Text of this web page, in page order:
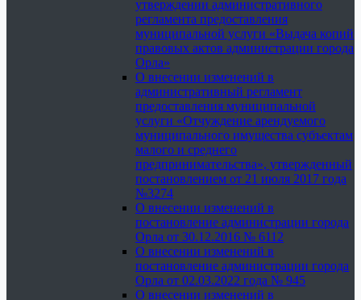
утверждении административного
регламента предоставления
муниципальной услуги «Выдача копий
правовых актов администрации города
Орла»
О внесении изменений в
административный регламент
предоставления муниципальной
услуги «Отчуждение арендуемого
муниципального имущества субъектам
малого и среднего
предпринимательства», утвержденный
постановлением от 21 июля 2017 года
№3274
О внесении изменений в
постановление администрации города
Орла от 30.12.2016 № 6112
О внесении изменений в
постановление администрации города
Орла от 02.03.2022 года № 945
О внесении изменений в